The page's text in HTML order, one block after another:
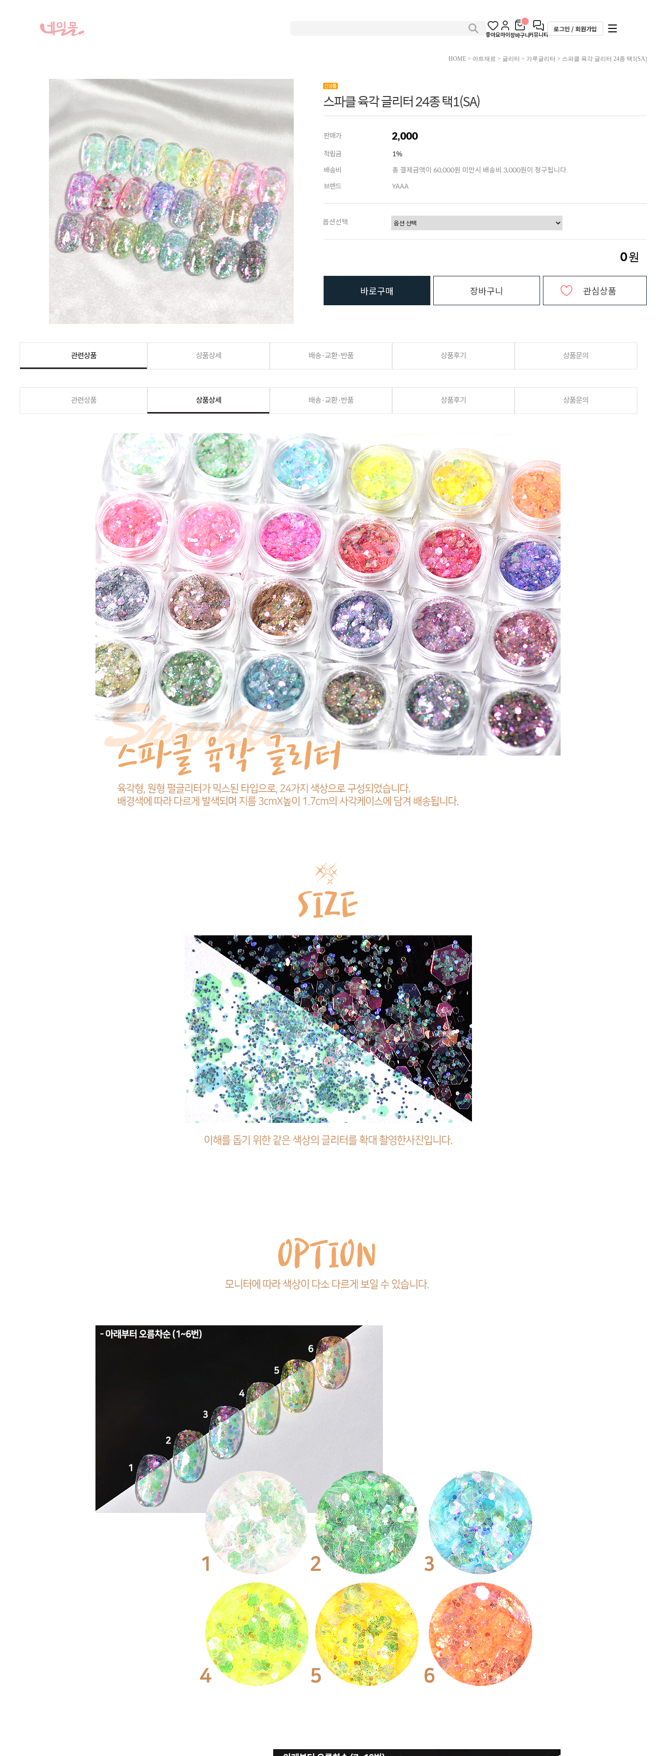
좋아요마이장바구니커뮤니티
로그인 / 회원가입
HOME> 아트재료 > 글리터 > 가루글리터 > 스파클 육각 글리터 24종 택1(SA)
스파클 육각 글리터 24종 택1(SA)
판매가 2,000
적립금
1%
배송비
총 결제금액이 60,000원 미만시 배송비 3,000원이 청구됩니다.
브랜드
YAAA
옵션선택
0원
바로구매 장바구니 관심상품
관련상품 상품상세 배송·교환·반품 상품후기 상품문의
관련상품 상품상세 배송·교환·반품 상품후기 상품문의